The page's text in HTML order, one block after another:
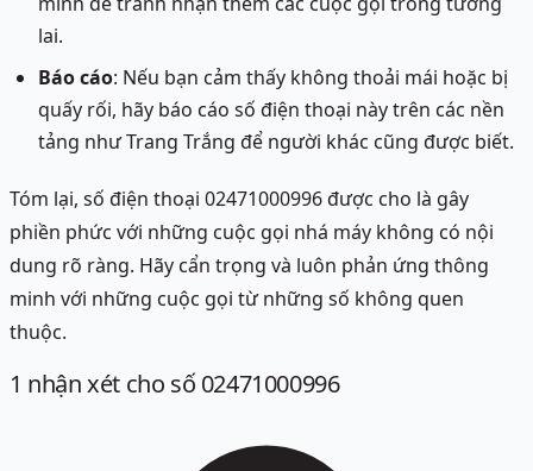
lai.
Báo cáo: Nếu bạn cảm thấy không thoải mái hoặc bị
quấy rối, hãy báo cáo số điện thoại này trên các nền
tảng như Trang Trắng để người khác cũng được biết.
Tóm lại, số điện thoại 02471000996 được cho là gây
phiền phức với những cuộc gọi nhá máy không có nội
dung rõ ràng. Hãy cẩn trọng và luôn phản ứng thông
minh với những cuộc gọi từ những số không quen
thuộc.
1 nhận xét cho số 02471000996